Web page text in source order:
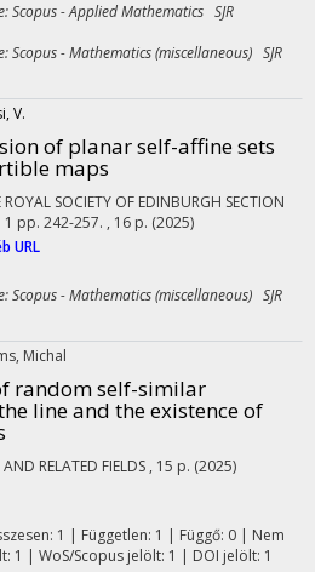
Scopus - Applied Mathematics SJR
- Mathematics (miscellaneous) SJR
V.
of planar self-affine sets
maps
ROYAL SOCIETY OF EDINBURGH SECTION
1 pp. 242-257. , 16 p. (2025)
URL
- Mathematics (miscellaneous) SJR
Michal
random self-similar
line and the existence of
RELATED FIELDS , 15 p. (2025)
1 | Független: 1 | Függő: 0 | Nem
1 | WoS/Scopus jelölt: 1 | DOI jelölt: 1